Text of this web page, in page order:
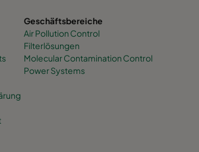
Geschäftsbereiche
Air Pollution Control
Filterlösungen
Molecular Contamination Control
Power Systems